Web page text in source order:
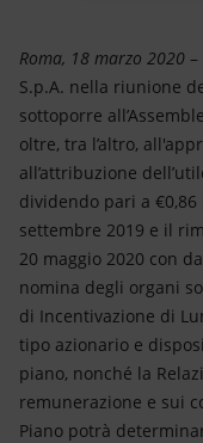
Innovazione
Scenari energetici
Roma, 18 marzo 2020
S.p.A. nella riunione
sottoporre
oltre, tra l’altro,
all’attribuzione
dividendo pari a
settembre 2019 e il
20 maggio 2020 con
nomina degli organi
di Incentivazione di
tipo azionario e
piano, nonché la
remunerazione e sui
Piano potrà